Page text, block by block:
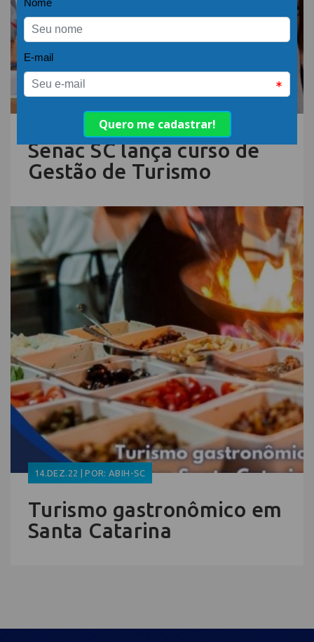
15.DEZ.22 | POR: ABIH-SC
Senac SC lança curso de
Gestão de Turismo
14.DEZ.22 | POR: ABIH-SC
Turismo gastronômico em
Santa Catarina